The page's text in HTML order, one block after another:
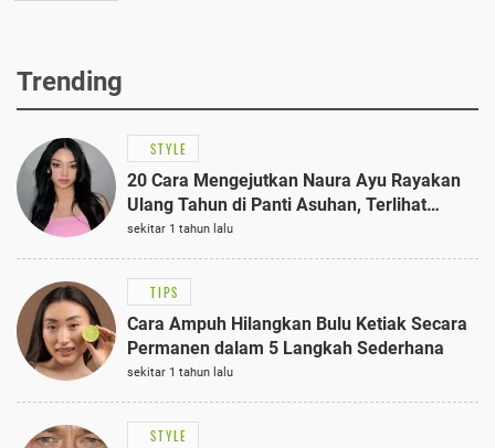
Trending
STYLE
20 Cara Mengejutkan Naura Ayu Rayakan
Ulang Tahun di Panti Asuhan, Terlihat
Anggun dengan Kaftan Cokelat
sekitar 1 tahun lalu
TIPS
Cara Ampuh Hilangkan Bulu Ketiak Secara
Permanen dalam 5 Langkah Sederhana
sekitar 1 tahun lalu
STYLE